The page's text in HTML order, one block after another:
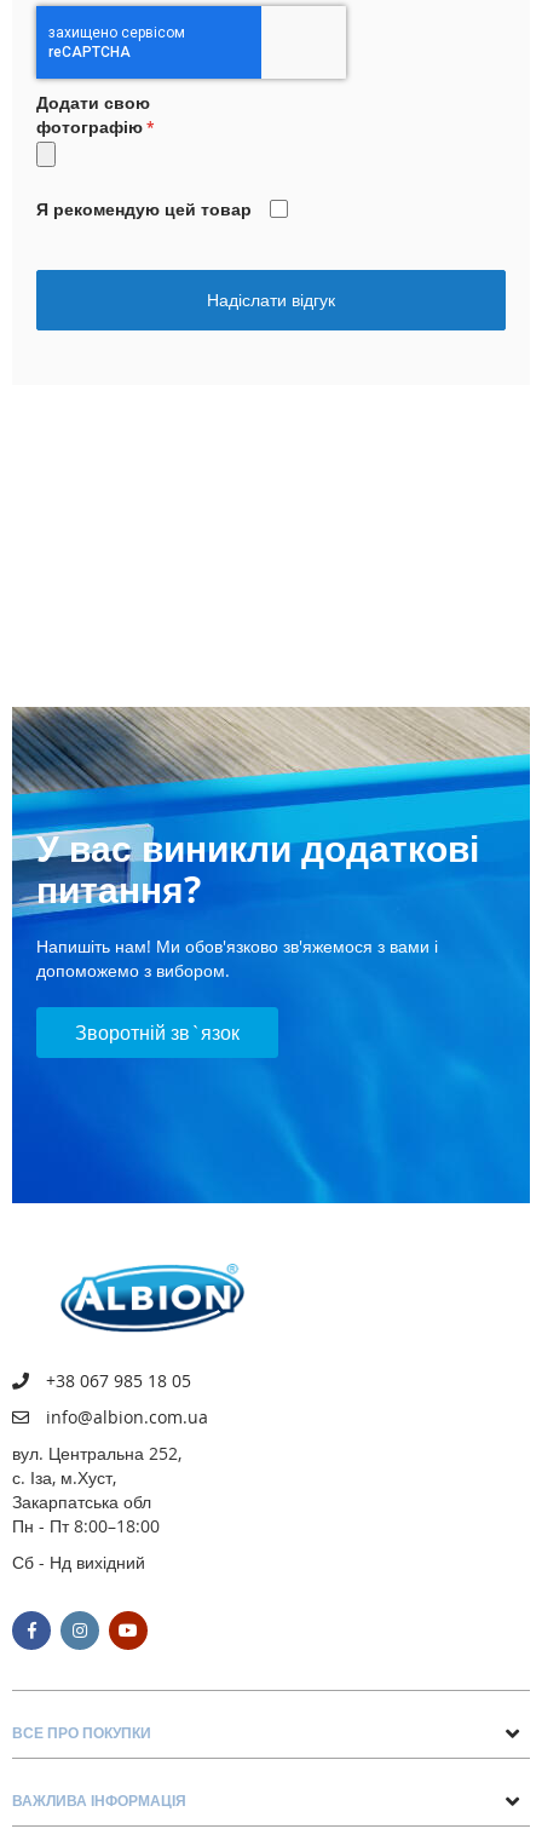
Додати свою
фотографію
Я рекомендую цей товар
Надіслати відгук
У вас виникли додаткові
питання?
Напишіть нам! Ми обов'язково зв'яжемося з вами і
допоможемо з вибором.
Зворотній зв`язок
+38 067 985 18 05
info@albion.com.ua
вул. Центральна 252,
с. Іза, м.Хуст,
Закарпатська обл
Пн - Пт 8:00–18:00
Сб - Нд вихідний
ВСЕ ПРО ПОКУПКИ
Про нас
ВАЖЛИВА ІНФОРМАЦІЯ